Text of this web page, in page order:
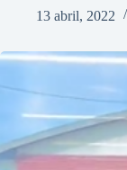
13 abril, 2022